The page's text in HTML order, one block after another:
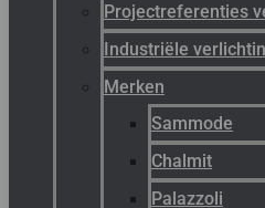
Projectreferenties
Industriële
Merken
Sammode
Chalmit
Palazzoli